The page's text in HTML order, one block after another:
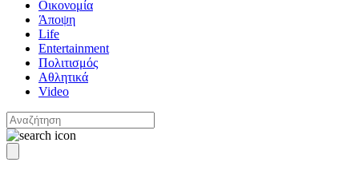
Οικονομία
Άποψη
Life
Entertainment
Πολιτισμός
Αθλητικά
Video